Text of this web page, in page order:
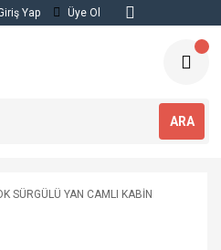
Yap Üye Ol
ARA